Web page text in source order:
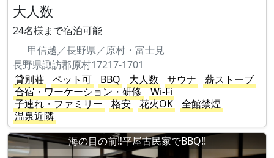
大人数
24名様まで宿泊可能
甲信越／長野県／原村・富士見
長野県諏訪郡原村17217-1701
貸別荘
ペット可 BBQ 大人数 サウナ
薪ストーブ
合宿・ワーケーション・研修
Wi-Fi
子連れ・ファミリー
格安 花火OK
全館禁煙
温泉近隣
海の目の前‼平屋古民家でBBQ!!